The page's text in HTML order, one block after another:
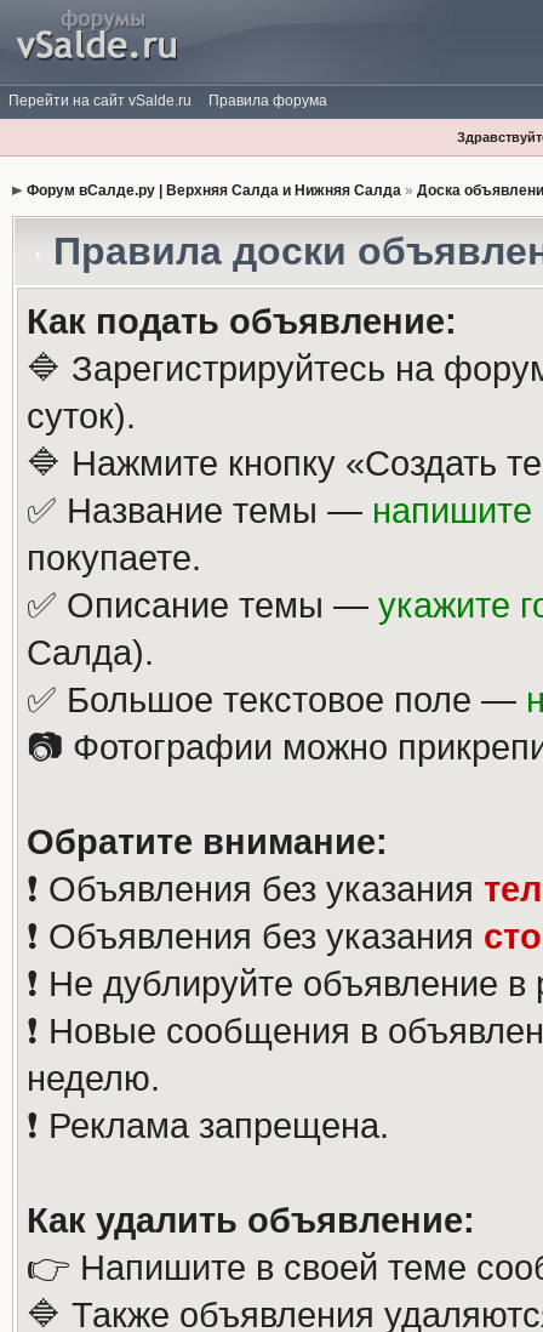
Перейти на сайт vSalde.ru Правила форума
Форум вСалде.ру | Верхняя Салда и Нижняя Салда» Доска
Правила доски
Как подать объявление:
🔷 Зарегистрируйтесь на
суток).
🔷 Нажмите кнопку «Создать
✅ Название темы — напишите
покупаете.
✅ Описание темы — укажите
Салда).
✅ Большое текстовое поле —
📷 Фотографии можно
Обратите внимание:
❗️ Объявления без указания
❗️ Объявления без указания
❗️ Не дублируйте объявление
❗️ Новые сообщения в
неделю.
❗️ Реклама запрещена.
Как удалить объявление:
👉 Напишите в своей теме
🔷 Также объявления